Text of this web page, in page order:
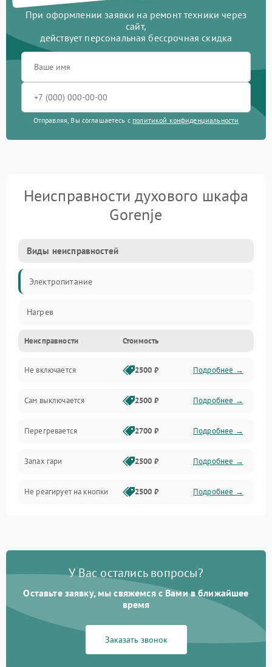
При оформлении заявки на ремонт техники через
сайт,
действует персональная бессрочная скидка
Отправляя, Вы соглашаетесь с политикой конфиденциальности
Неисправности духового шкафа
Gorenje
Виды неисправностей
Электропитание
Нагрев
Неисправности Стоимость
Не включается 2500 ₽ Подробнее →
Сам выключается 2500 ₽ Подробнее →
Перегревается 2700 ₽ Подробнее →
Запах гари 2500 ₽ Подробнее →
Не реагирует на кнопки 2500 ₽ Подробнее →
У Вас остались вопросы?
Оставьте заявку, мы свяжемся с Вами в ближайшее
время
Заказать звонок